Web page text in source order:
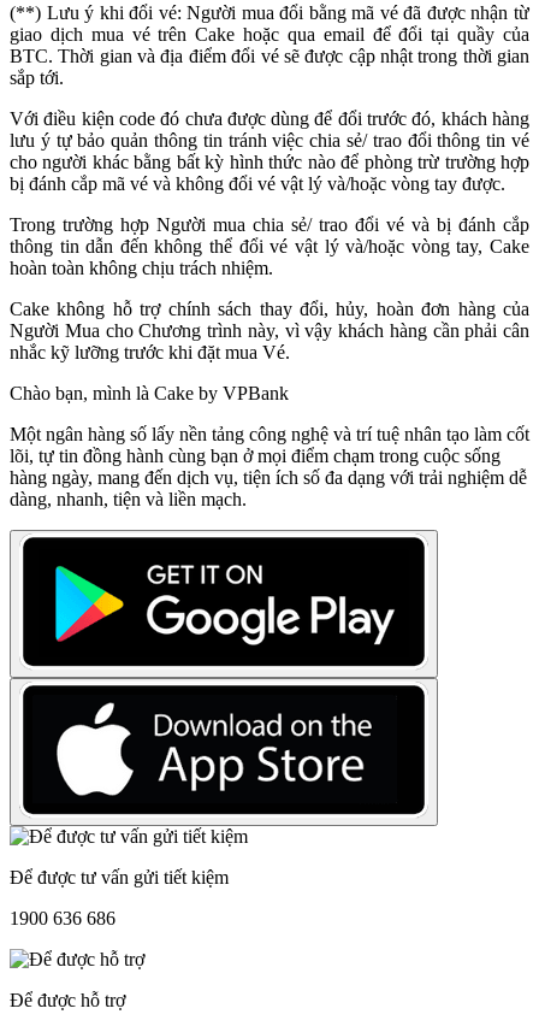
(**) Lưu ý khi đổi vé: Người mua đổi bằng mã vé đã được nhận từ
giao dịch mua vé trên Cake hoặc qua email để đổi tại quầy của
BTC. Thời gian và địa điểm đổi vé sẽ được cập nhật trong thời gian
sắp tới.
Với điều kiện code đó chưa được dùng để đổi trước đó, khách hàng
lưu ý tự bảo quản thông tin tránh việc chia sẻ/ trao đổi thông tin vé
cho người khác bằng bất kỳ hình thức nào để phòng trừ trường hợp
bị đánh cắp mã vé và không đổi vé vật lý và/hoặc vòng tay được.
Trong trường hợp Người mua chia sẻ/ trao đổi vé và bị đánh cắp
thông tin dẫn đến không thể đổi vé vật lý và/hoặc vòng tay, Cake
hoàn toàn không chịu trách nhiệm.
Cake không hỗ trợ chính sách thay đổi, hủy, hoàn đơn hàng của
Người Mua cho Chương trình này, vì vậy khách hàng cần phải cân
nhắc kỹ lưỡng trước khi đặt mua Vé.
Chào bạn, mình là Cake by VPBank
Một ngân hàng số lấy nền tảng công nghệ và trí tuệ nhân tạo làm cốt
lõi, tự tin đồng hành cùng bạn ở mọi điểm chạm trong cuộc sống
hàng ngày, mang đến dịch vụ, tiện ích số đa dạng với trải nghiệm dễ
dàng, nhanh, tiện và liền mạch.
Để được tư vấn gửi tiết kiệm
1900 636 686
Để được hỗ trợ